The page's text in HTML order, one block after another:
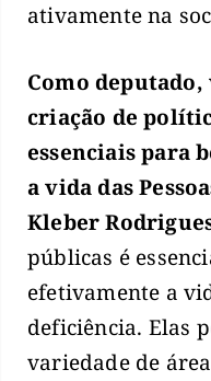
ativamente na
Como
criação de
essenciais para
a vida das
Kleber
públicas é
efetivamente a
deficiência. Elas
variedade de